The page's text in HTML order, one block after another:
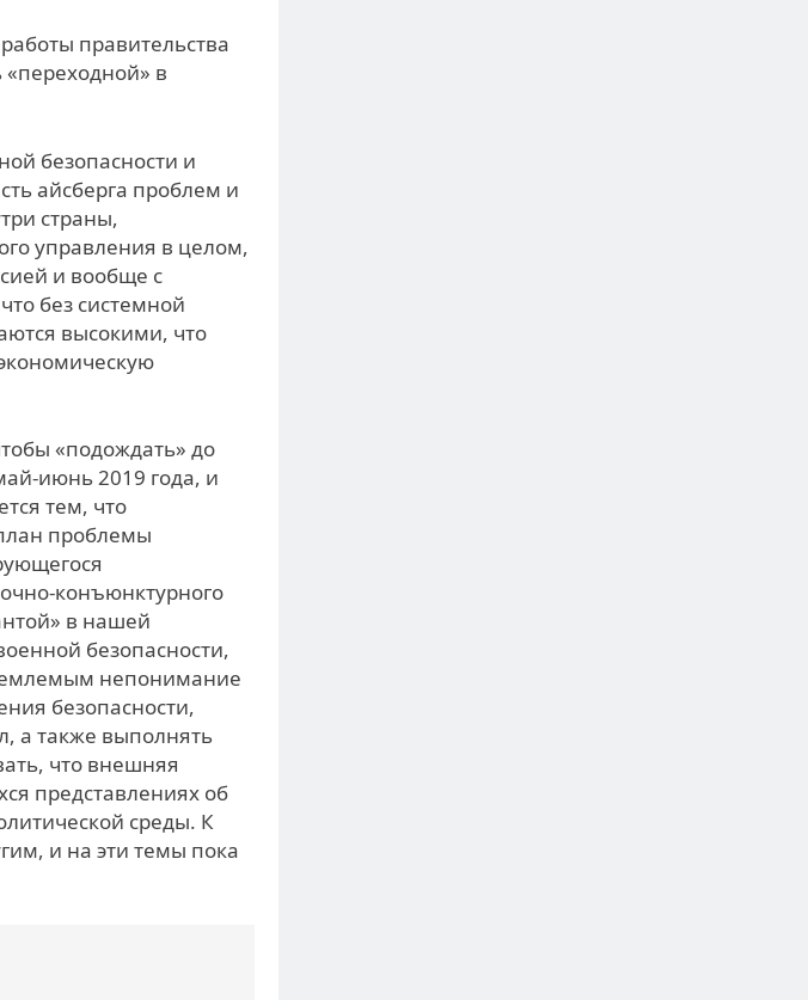
правительства
в
безопасности и
айсберга проблем и
страны,
управления в целом,
и вообще с
без системной
высокими, что
«подождать» до
июнь 2019 года, и
тем, что
проблемы
конъюнктурного
в нашей
безопасности,
непонимание
безопасности,
а также выполнять
что внешняя
представлениях об
среды. К
и на эти темы пока